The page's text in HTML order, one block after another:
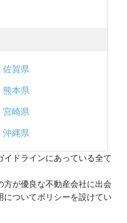
佐賀県
熊本県
宮崎県
沖縄県
ドラインにあっている全て
方が優良な不動産会社に出会
についてポリシーを設けてい